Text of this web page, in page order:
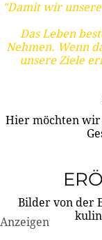
"Damit wir
Das Leben
Nehmen. Wenn
unsere Ziele
Hier möchten wir
Bilder von der
Anzeigen